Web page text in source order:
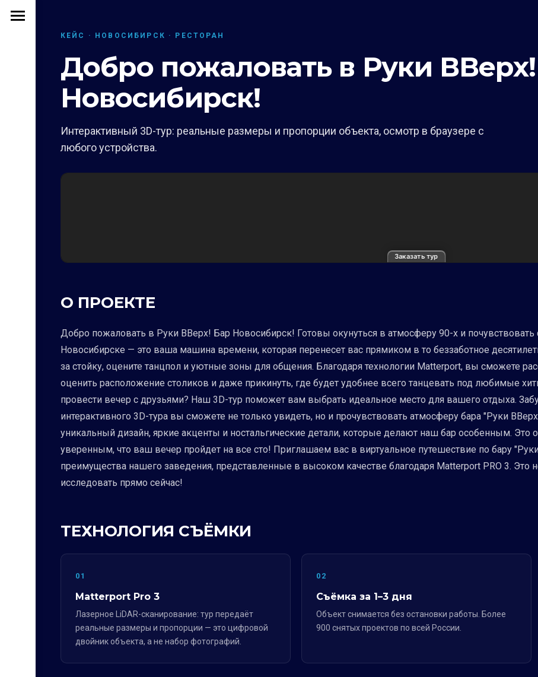
КЕЙС · НОВОСИБИРСК · РЕСТОРАН
Добро пожаловать в Руки
Новосибирск!
Интерактивный 3D-тур: реальные размеры и пропорции объекта, осмотр в браузере с
любого устройства.
Заказать тур
О ПРОЕКТЕ
Добро пожаловать в Руки ВВерх! Бар Новосибирск! Готовы окунуться в атмосферу 90-х и
Новосибирске — это ваша машина времени, которая перенесет вас прямиком в то беззаботное
за стойку, оцените танцпол и уютные зоны для общения. Благодаря технологии Matterport, вы сможете
оценить расположение столиков и даже прикинуть, где будет удобнее всего танцевать под любимые
провести вечер с друзьями? Наш 3D-тур поможет вам выбрать идеальное место для вашего отдыха.
интерактивного 3D-тура вы сможете не только увидеть, но и прочувствовать атмосферу бара "Руки
уникальный дизайн, яркие акценты и ностальгические детали, которые делают наш бар особенным. Это
уверенным, что ваш вечер пройдет на все сто! Приглашаем вас в виртуальное путешествие по бару
преимущества нашего заведения, представленные в высоком качестве благодаря Matterport PRO 3. Это
исследовать прямо сейчас!
ТЕХНОЛОГИЯ СЪЁМКИ
01
Matterport Pro 3
Лазерное LiDAR-сканирование: тур передаёт
реальные размеры и пропорции — это цифровой
двойник объекта, а не набор фотографий.
02
Съёмка за 1–3 дня
Объект снимается без остановки работы. Более
900 снятых проектов по всей России.